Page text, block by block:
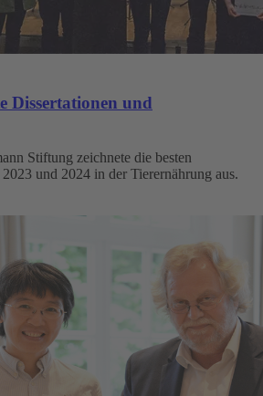
Dissertationen und
Stiftung zeichnete die besten
und 2024 in der Tierernährung aus.